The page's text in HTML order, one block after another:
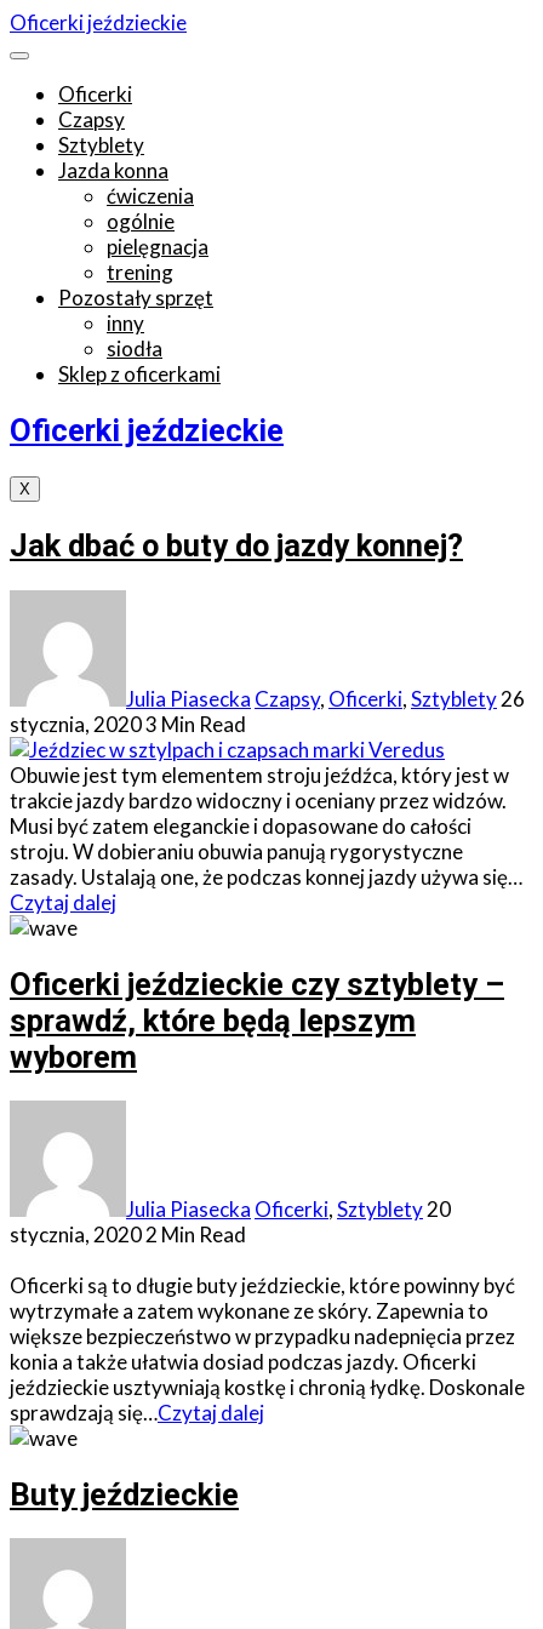
Oficerki jeździeckie
Oficerki
Czapsy
Sztyblety
Jazda konna
ćwiczenia
ogólnie
pielęgnacja
trening
Pozostały sprzęt
inny
siodła
Sklep z oficerkami
Oficerki jeździeckie
X
Jak dbać o buty do jazdy konnej?
Julia Piasecka Czapsy, Oficerki,Sztyblety26
stycznia, 20203 Min Read
Obuwie jest tym elementem stroju jeźdźca, który jest w
trakcie jazdy bardzo widoczny i oceniany przez widzów.
Musi być zatem eleganckie i dopasowane do całości
stroju. W dobieraniu obuwia panują rygorystyczne
zasady. Ustalają one, że podczas konnej jazdy używa się…
Czytaj dalej
Oficerki jeździeckie czy sztyblety –
sprawdź, które będą lepszym
wyborem
Julia Piasecka Oficerki,Sztyblety20
stycznia, 20202 Min Read
Oficerki są to długie buty jeździeckie, które powinny być
wytrzymałe a zatem wykonane ze skóry. Zapewnia to
większe bezpieczeństwo w przypadku nadepnięcia przez
konia a także ułatwia dosiad podczas jazdy. Oficerki
jeździeckie usztywniają kostkę i chronią łydkę. Doskonale
sprawdzają się…Czytaj dalej
Buty jeździeckie